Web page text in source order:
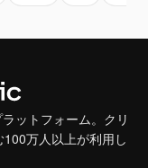
ットフォーム。クリ
万人以上が利用し